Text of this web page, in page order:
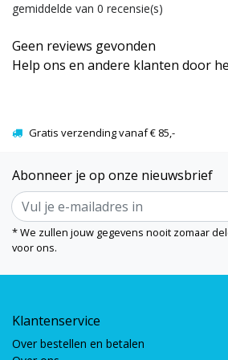
gemiddelde van 0 recensie(s)
Geen reviews gevonden
Help ons en andere klanten door
Gratis verzending vanaf € 85,-
Abonneer je op onze nieuwsbrief
* We zullen jouw gegevens nooit zomaar
voor ons.
Klantenservice
Over bestellen en betalen